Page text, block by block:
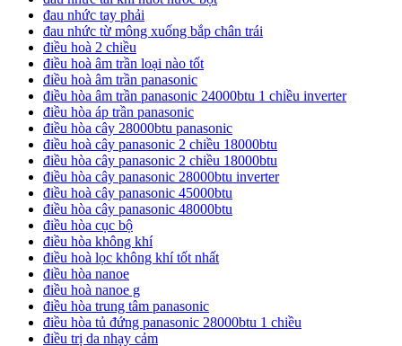
đau nhức tay phải
đau nhức từ mông xuống bắp chân trái
điều hoà 2 chiều
điều hoà âm trần loại nào tốt
điều hoà âm trần panasonic
điều hòa âm trần panasonic 24000btu 1 chiều inverter
điều hòa áp trần panasonic
điều hòa cây 28000btu panasonic
điều hoà cây panasonic 2 chiều 18000btu
điều hòa cây panasonic 2 chiều 18000btu
điều hòa cây panasonic 28000btu inverter
điều hoà cây panasonic 45000btu
điều hòa cây panasonic 48000btu
điều hòa cục bộ
điều hòa không khí
điều hoà lọc không khí tốt nhất
điều hòa nanoe
điều hoà nanoe g
điều hòa trung tâm panasonic
điều hòa tủ đứng panasonic 28000btu 1 chiều
điều trị da nhạy cảm